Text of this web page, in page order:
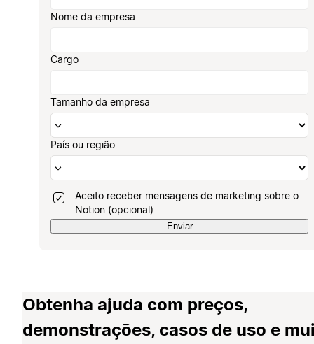
Nome da empresa
Cargo
Tamanho da empresa
País ou região
Aceito receber mensagens de marketing sobre o
Notion (opcional)
Enviar
Obtenha ajuda com preços,
demonstrações, casos de uso e